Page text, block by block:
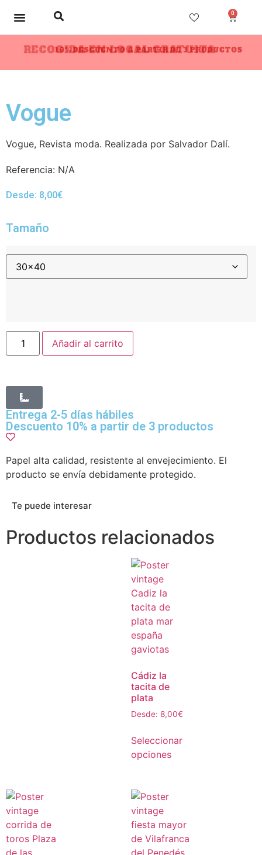
0
10% DESCUENTO A PARTIR DE 3 PRODUCTOS
RECOGIDA EN LOCAL GRATUITA
Vogue
Vogue, Revista moda. Realizada por Salvador Dalí.
Referencia: N/A
Desde: 8,00€
Tamaño
Añadir al carrito
Entrega 2-5 días hábiles
Descuento 10% a partir de 3 productos
Papel alta calidad, resistente al envejecimiento. El
producto se envía debidamente protegido.
Te puede interesar
Productos relacionados
Cádiz la
tacita de
plata
Desde: 8,00€
Seleccionar
opciones